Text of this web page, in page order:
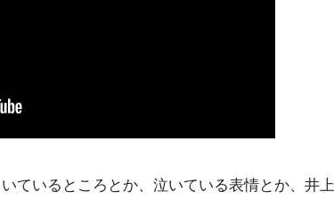
ているところとか、泣いている表情とか、井上